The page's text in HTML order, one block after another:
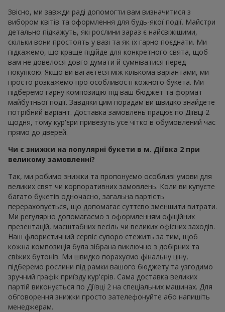
Звісно, ми завжди раді допомогти вам визначитися з
вибором квітів та оформлення для будь-якої події. Майстри
детально підкажуть, які рослини зараз є найсвіжішими,
скільки вони простоять у вазі та як їх гарно поєднати. Ми
підкажемо, що краще підійде для конкретного свята, щоб
вам не довелося довго думати й сумніватися перед
покупкою. Якщо ви вагаєтеся між кількома варіантами, ми
просто розкажемо про особливості кожного букета. Ми
підберемо гарну композицію під ваш бюджет та формат
майбутньої події. Завдяки цим порадам ви швидко знайдете
потрібний варіант. Доставка замовлень працює по Діївці 2
щодня, тому кур'єри привезуть усе чітко в обумовлений час
прямо до дверей.
Чи є знижки на популярні букети в м. Діївка 2 при
великому замовленні?
Так, ми робимо знижки та пропонуємо особливі умови для
великих свят чи корпоративних замовлень. Коли ви купуєте
багато букетів одночасно, загальна вартість
перераховується, що допомагає суттєво зменшити витрати.
Ми регулярно допомагаємо з оформленням офіційних
презентацій, масштабних весіль чи великих офісних заходів.
Наш флористичний сервіс суворо стежить за тим, щоб
кожна композиція була зібрана виключно з добірних та
свіжих бутонів. Ми швидко порахуємо фінальну ціну,
підберемо рослини під рамки вашого бюджету та узгодимо
зручний графік приїзду кур'єрів. Сама доставка великих
партій виконується по Діївці 2 на спеціальних машинах. Для
обговорення знижки просто зателефонуйте або напишіть
менеджерам.